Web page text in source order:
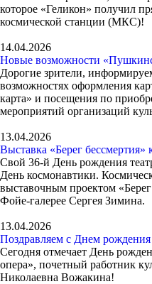
которое «Геликон» получил
космической станции (МКС)!
14.04.2026
Новые возможности
Дорогие зрители,
возможностях оформления
карта» и посещения по
мероприятий организаций
13.04.2026
Выставка «Берег
Свой 36-й День рождения
День космонавтики.
выставочным проектом
Фойе-галерее Сергея Зимина.
13.04.2026
Поздравляем с Днем
Сегодня отмечает День
опера», почетный работник
Николаевна Вожакина!